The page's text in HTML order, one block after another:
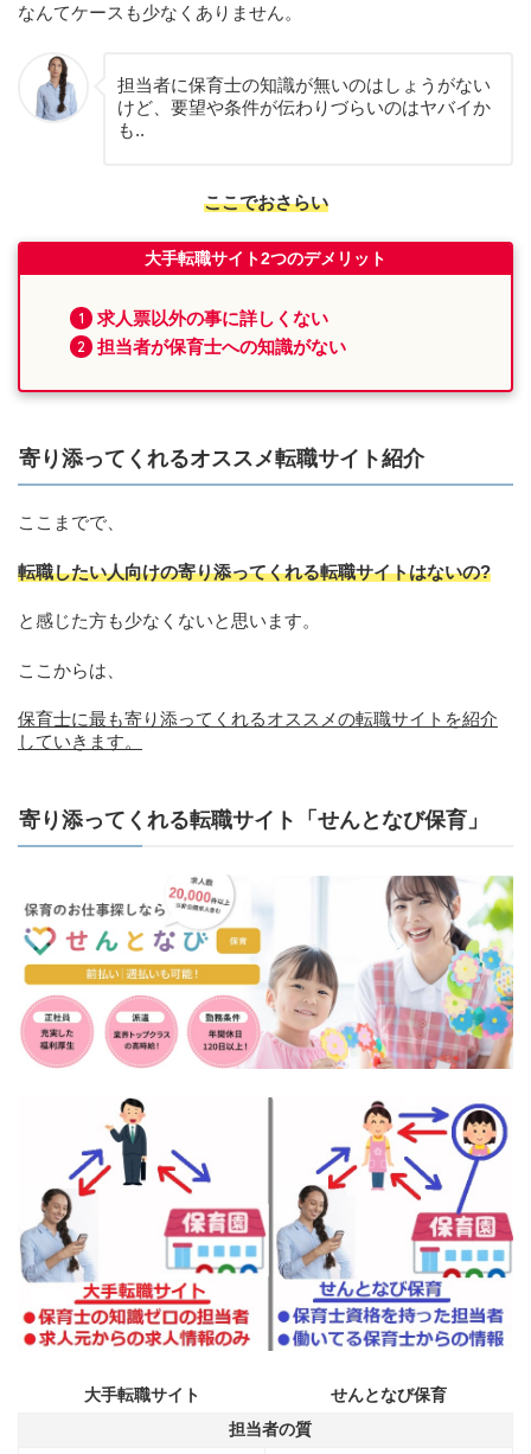
なんてケースも少なくありません。
担当者に保育士の知識が無いのはしょうがない
けど、要望や条件が伝わりづらいのはヤバイか
も..
ここでおさらい
大手転職サイト2つのデメリット
求人票以外の事に詳しくない
担当者が保育士への知識がない
寄り添ってくれるオススメ転職サイト紹介
ここまでで、
転職したい人向けの寄り添ってくれる転職サイトはないの?
と感じた方も少なくないと思います。
ここからは、
保育士に最も寄り添ってくれるオススメの転職サイトを紹介
していきます。
寄り添ってくれる転職サイト「せんとなび保育」
大手転職サイト
せんとなび保育
担当者の質